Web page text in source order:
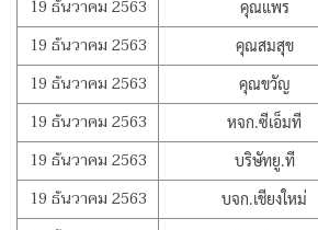
19 ธันวาคม 2563 คุณแพร
19 ธันวาคม 2563 คุณสมสุข
19 ธันวาคม 2563 คุณขวัญ
19 ธันวาคม 2563 หจก.ซีเอ็มที
19 ธันวาคม 2563 บริษัทยู.ที
19 ธันวาคม 2563 บจก.เชียงใหม่